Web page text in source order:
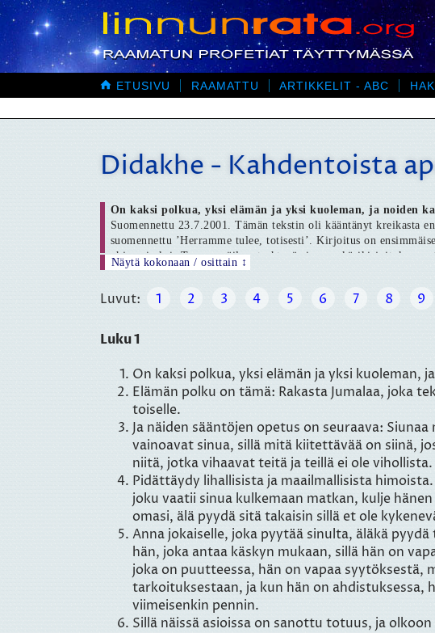
 ETUSIVU RAAMATTU ARTIKKELIT - ABC
Didakhe - Kahdentoista
On kaksi polkua, yksi elämän ja yksi kuoleman, ja noiden
Suomennettu 23.7.2001. Tämän tekstin oli kääntänyt kreikasta
suomennettu ’Herramme tulee, totisesti’. Kirjoitus on
ohjaamiseksi. Teos on säilynyt yhtenä ainoana
ensimmäisistä luvuista sekä kreikkalaisia ja koptinkielisiä
tärkeänä. ’Kahden tien oppi’ esiintyy myös esimerkiksi
opastukseksi. Suomessa tämä on julkaistu ensimmäisen kerran
Luvut: 1 2 3 4 5 6 7 8 9
Luku 1
On kaksi polkua, yksi elämän ja yksi kuoleman,
Elämän polku on tämä: Rakasta Jumalaa, joka
toiselle.
Ja näiden sääntöjen opetus on seuraava:
vainoavat sinua, sillä mitä kiitettävää on siinä,
niitä, jotka vihaavat teitä ja teillä ei ole vihollista.
Pidättäydy lihallisista ja maailmallisista
joku vaatii sinua kulkemaan matkan, kulje
omasi, älä pyydä sitä takaisin sillä et ole
Anna jokaiselle, joka pyytää sinulta, äläkä
hän, joka antaa käskyn mukaan, sillä hän on
joka on puutteessa, hän on vapaa syytöksestä,
tarkoituksestaan, ja kun hän on ahdistuksessa,
viimeisenkin pennin.
Sillä näissä asioissa on sanottu totuus, ja